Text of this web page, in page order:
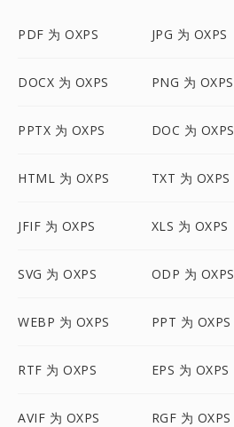
PDF 为 OXPS JPG 为 OXPS
DOCX 为 OXPS PNG 为 OXPS
PPTX 为 OXPS DOC 为 OXPS
HTML 为 OXPS TXT 为 OXPS
JFIF 为 OXPS XLS 为 OXPS
SVG 为 OXPS ODP 为 OXPS
WEBP 为 OXPS PPT 为 OXPS
RTF 为 OXPS EPS 为 OXPS
AVIF 为 OXPS RGF 为 OXPS